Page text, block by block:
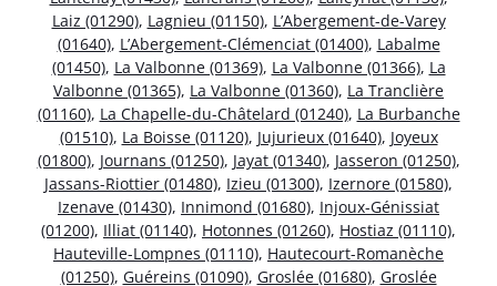
Laiz (01290), Lagnieu (01150), L’Abergement-de-Varey
(01640), L’Abergement-Clémenciat (01400), Labalme
(01450), La Valbonne (01369), La Valbonne (01366), La
Valbonne (01365), La Valbonne (01360), La Tranclière
(01160), La Chapelle-du-Châtelard (01240), La Burbanche
(01510), La Boisse (01120), Jujurieux (01640), Joyeux
(01800), Journans (01250), Jayat (01340), Jasseron (01250),
Jassans-Riottier (01480), Izieu (01300), Izernore (01580),
Izenave (01430), Innimond (01680), Injoux-Génissiat
(01200), Illiat (01140), Hotonnes (01260), Hostiaz (01110),
Hauteville-Lompnes (01110), Hautecourt-Romanèche
(01250), Guéreins (01090), Groslée (01680), Groslée